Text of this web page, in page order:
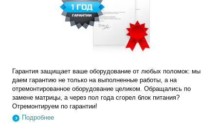
Гарантия защищает ваше оборудование от любых поломок: мы
даем гарантию не только на выполненные работы, а на
отремонтированное оборудование целиком. Обращались по
замене матрицы, а через пол года сгорел блок питания?
Отремонтируем по гарантии!
Подробнее